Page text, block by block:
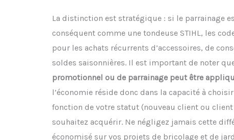
La distinction est stratégique : si le parrainage
conséquent comme une tondeuse STIHL, les
pour les achats récurrents d’accessoires, de
soldes saisonnières. Il est important de noter
promotionnel ou de parrainage peut être
l’économie réside donc dans la capacité à
fonction de votre statut (nouveau client ou
souhaitez acquérir. Ne négligez jamais cette
économisé sur vos projets de bricolage et de